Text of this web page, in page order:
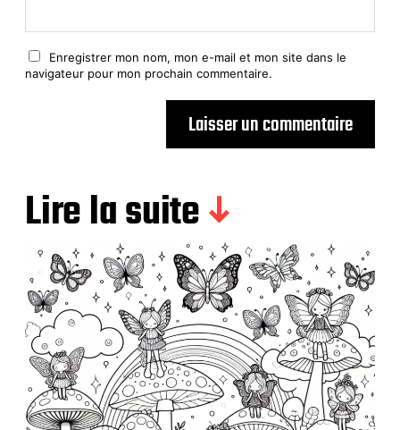
Enregistrer mon nom, mon e-mail et mon site dans le
navigateur pour mon prochain commentaire.
Lire la suite